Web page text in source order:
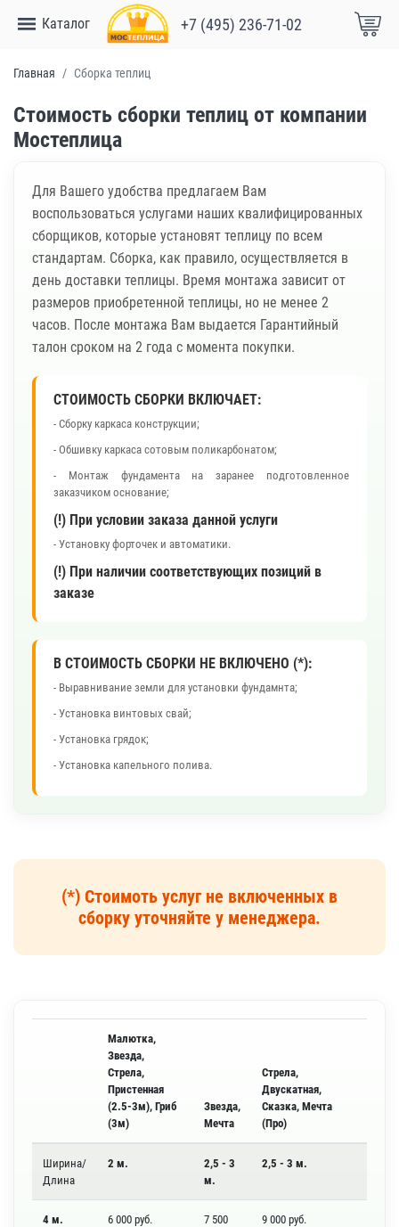
Каталог +7 (495) 236-71-02
Главная Сборка теплиц
Стоимость сборки теплиц от компании
Мостеплица
Для Вашего удобства предлагаем Вам
воспользоваться услугами наших квалифицированных
сборщиков, которые установят теплицу по всем
стандартам. Сборка, как правило, осуществляется в
день доставки теплицы. Время монтажа зависит от
размеров приобретенной теплицы, но не менее 2
часов. После монтажа Вам выдается Гарантийный
талон сроком на 2 года с момента покупки.
СТОИМОСТЬ СБОРКИ ВКЛЮЧАЕТ:
- Сборку каркаса конструкции;
- Обшивку каркаса сотовым поликарбонатом;
- Монтаж фундамента на заранее подготовленное
заказчиком основание;
(!) При условии заказа данной услуги
- Установку форточек и автоматики.
(!) При наличии соответствующих позиций в
заказе
В СТОИМОСТЬ СБОРКИ НЕ ВКЛЮЧЕНО (*):
- Выравнивание земли для установки фундамнта;
- Установка винтовых свай;
- Установка грядок;
- Установка капельного полива.
(*) Стоимоть услуг не включенных в
сборку уточняйте у менеджера.
Малютка,
Звезда,
Стрела,
Пристенная
(2.5-3м), Гриб
(3м)
Звезда,
Мечта
Стрела,
Двускатная,
Сказка, Мечта
(Про)
Ширина/
Длина
2 м.
2,5 - 3
м.
2,5 - 3 м.
4 м. 6 000 руб.
7 500
9 000 руб.